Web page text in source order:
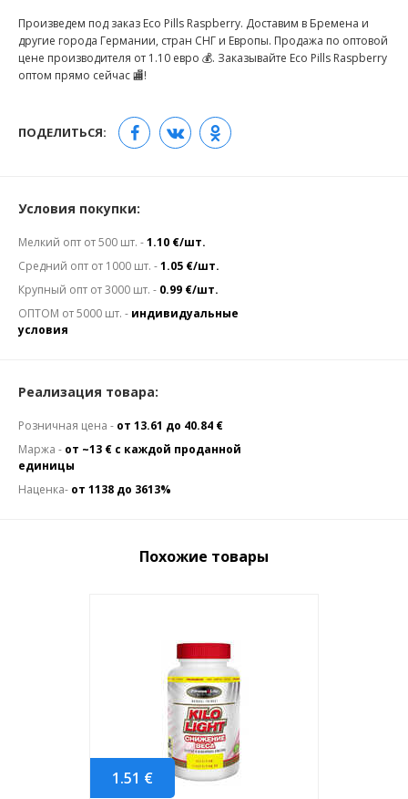
Произведем под заказ Eco Pills Raspberry. Доставим в Бремена и
другие города Германии, стран СНГ и Европы. Продажа по оптовой
цене производителя от 1.10 евро 💰. Заказывайте Eco Pills Raspberry
оптом прямо сейчас 🏬!
ПОДЕЛИТЬСЯ:
Условия покупки:
Мелкий опт от 500 шт. -1.10 €/шт.
Средний опт от 1000 шт. -1.05 €/шт.
Крупный опт от 3000 шт. - 0.99 €/шт.
ОПТОМ от 5000 шт. - индивидуальные
условия
Реализация товара:
Розничная цена - от 13.61 до 40.84 €
Маржа - от ~13 € с каждой проданной
единицы
Наценка- от 1138 до 3613%
Похожие товары
1.51 €